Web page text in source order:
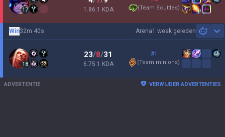
17 1.86:1 KDA (Team Scuttles)
Arena1 week geleden
Win32m 40s
18
23/8/31
6.75:1 KDA
#1
(Team minions)
ADVERTENTIE VERWIJDER ADVERTENTIES